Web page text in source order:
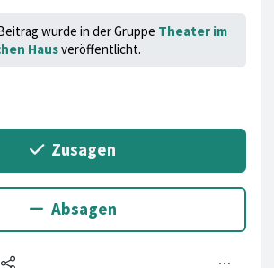
wurde in der Gruppe Theater im
Hausveröffentlicht.